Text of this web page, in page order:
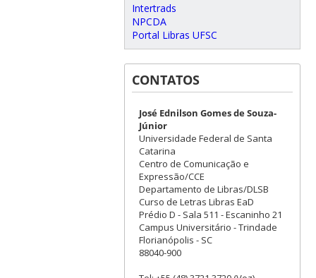
Intertrads
NPCDA
Portal Libras UFSC
CONTATOS
José Ednilson Gomes de Souza-
Júnior
Universidade Federal de Santa
Catarina
Centro de Comunicação e
Expressão/CCE
Departamento de Libras/DLSB
Curso de Letras Libras EaD
Prédio D - Sala 511 - Escaninho 21
Campus Universitário - Trindade
Florianópolis - SC
88040-900